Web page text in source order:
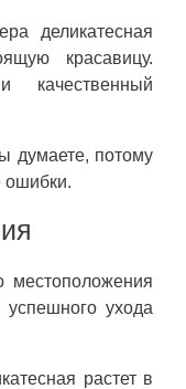
деликатесная
красавицу.
качественный
думаете, потому
ошибки.
местоположения
ухода
растет в